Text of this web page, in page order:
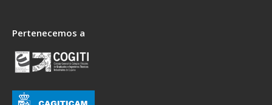
Pertenecemos a